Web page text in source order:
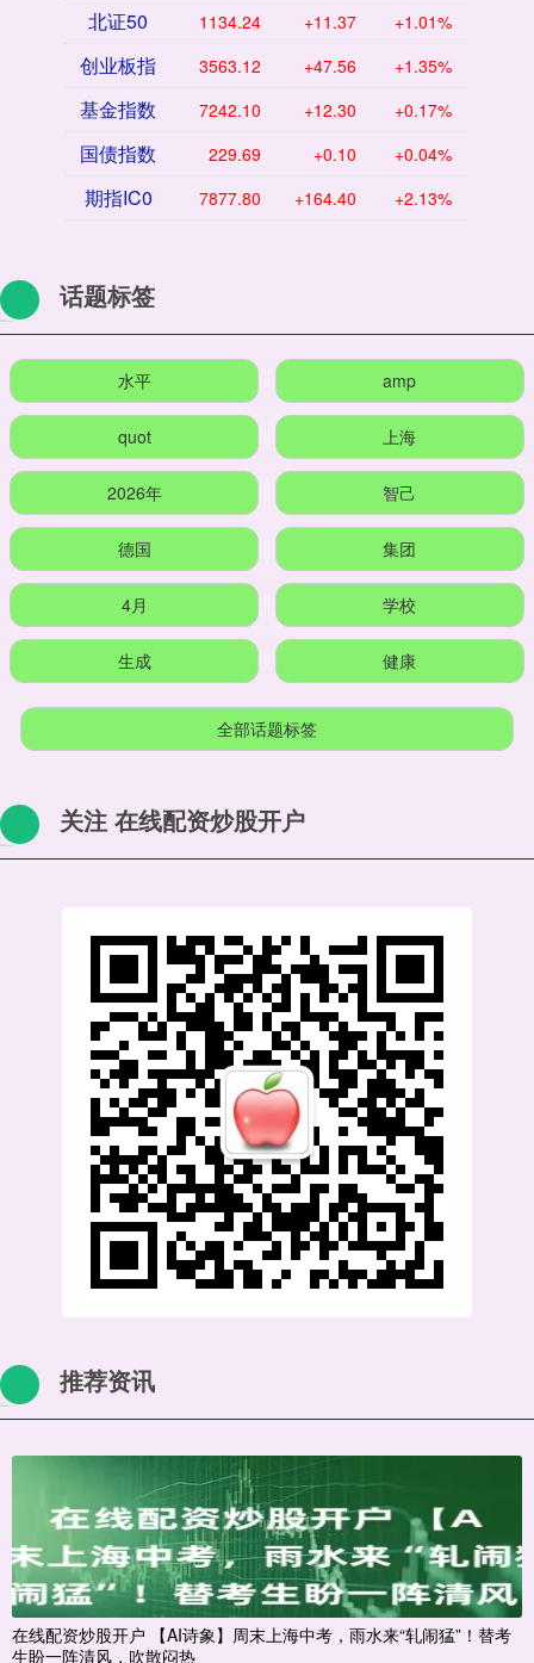
北证50 1134.24 +11.37 +1.01%
创业板指 3563.12 +47.56 +1.35%
基金指数 7242.10 +12.30 +0.17%
国债指数 229.69 +0.10 +0.04%
期指IC0 7877.80 +164.40 +2.13%
话题标签
水平 amp
quot 上海
2026年 智己
德国 集团
4月 学校
生成 健康
全部话题标签
关注 在线配资炒股开户
推荐资讯
在线配资炒股开户 【AI诗象】周末上海中考，雨水来“轧闹猛”！替考
生盼一阵清风，吹散闷热